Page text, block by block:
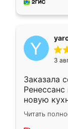
3
Заказала
Ренессанс
новую
вполне
два года,
Читать